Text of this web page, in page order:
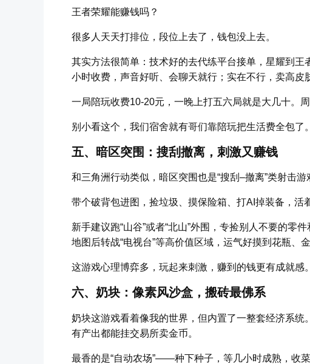
王者荣耀能赚钱吗？
很多人天天打排位，段位上去了，钱包没上去。
其实方法很简单：技术好的去代练平台接单，星耀到王
小时收费，声音好听、会聊天就行；实在不行，卖高皮
一局陪玩收费10-20元，一晚上打五六局就是大几十。
别小看这个，我们宿舍就有哥们靠陪玩把生活费全包了。
五、暗区突围：搜刮撤离，刺激又赚钱
和三角洲行动类似，暗区突围也是“搜刮–撤离”类射击游
带个破背包进图，捡垃圾、摸保险箱、打AI掉装备，活
新手建议跑“山谷”或者“北山”外围，专捡别人不要的零
地图后转战“电视台”等高价值区域，运气好摸到花瓶、
这游戏心理博弈多，玩起来刺激，赚到的钱更有成就感。
六、奶块：像素风沙盒，搬砖最佛系
奶块这游戏看着像我的世界，但内置了一整套经济系
有产出都能挂交易所卖金币。
最香的是“自动农场”——种下种子，等几小时成熟，收菜